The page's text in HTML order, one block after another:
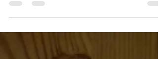
torstai aamupäivä maatilalle lasten...